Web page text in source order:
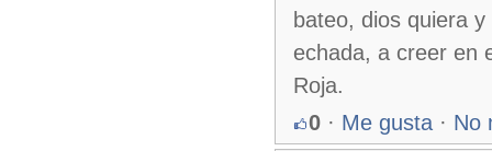
bateo, dios quiera
echada, a creer en
Roja.
0 · Me gusta · No